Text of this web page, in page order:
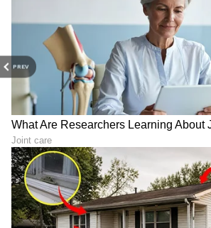
PREV
MRMahmad Rafik
ಮಹ್ಮದ್ ರಫಿಕ್ ವಿಜಯಪುರದ ಬೇನಾಳ RC
ಟಿವಿ ಡಿಜಿಟಲ್, ನ್ಯೂಸ್ 18 ಕನ್ನಡ, ಇದೀಗ
ಡಿಜಿಟಲ್ ಮಾಧ್ಯಮದಲ್ಲಿ 8 ವರ್ಷಗಳ
ಕೆಲಸ ಆರಂಭಿಸಿದ್ದು ಖಾಸಗಿ
ಪತ್ರಿಕೋದ್ಯಮ. ಯಾವ ಟಾಪಿಕ್ ಕೊಟ್ಟರೂ
ಮೂವಿ ನೋಡೋದು ಇಷ್ಟ.
ತಮಿಳುನಾಡು ತಮಿಳಗ ವೆಟ್ರಿ ಕಳಗಂ ದಳಪತಿ ವಿಜಯ್